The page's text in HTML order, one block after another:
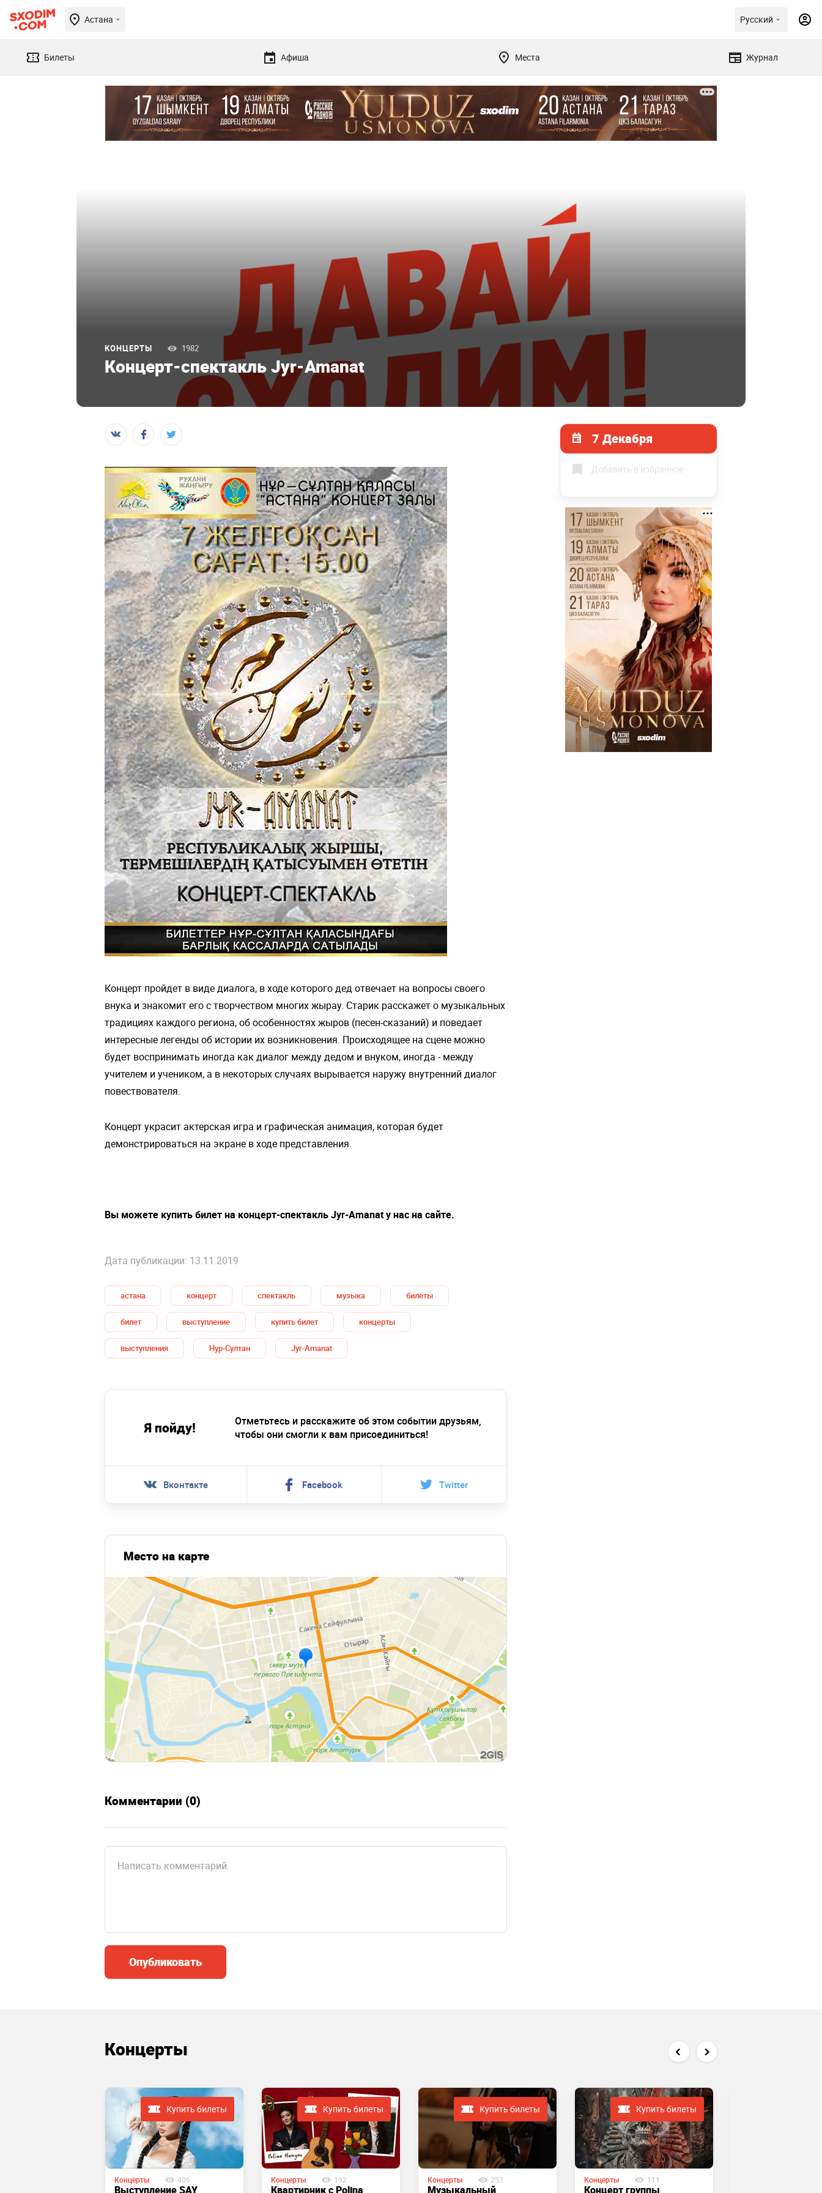
Астана Русский
Билеты Афиша Места Журнал
КОНЦЕРТЫ 1982
Концерт-спектакль Jyr-Amanat
7 Декабря
Добавить в избранное
Концерт пройдет в виде диалога, в ходе которого дед отвечает на вопросы своего
внука и знакомит его с творчеством многих жырау. Старик расскажет о музыкальных
традициях каждого региона, об особенностях жыров (песен-сказаний) и поведает
интересные легенды об истории их возникновения. Происходящее на сцене можно
будет воспринимать иногда как диалог между дедом и внуком, иногда - между
учителем и учеником, а в некоторых случаях вырывается наружу внутренний диалог
повествователя.
Концерт украсит актерская игра и графическая анимация, которая будет
демонстрироваться на экране в ходе представления.
Вы можете купить билет на концерт-спектакль Jyr-Amanat у нас на сайте.
Дата публикации: 13.11.2019
астана концерт спектакль музыка билеты
билет выступление купить билет концерты
выступления Нур-Султан Jyr-Amanat
Я пойду!
Отметьтесь и расскажите об этом событии друзьям,
чтобы они смогли к вам присоединиться!
Вконтакте Facebook Twitter
Место на карте
Комментарии (0)
Опубликовать
Концерты
Купить билеты
Концерты 406
Выступление SAY
Купить билеты
Концерты 192
Квартирник с Polina
Купить билеты
Концерты 253
Музыкальный
Купить билеты
Концерты 111
Концерт группы